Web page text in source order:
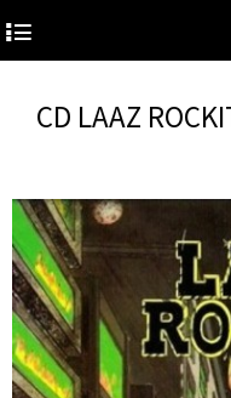
4
CD LAAZ